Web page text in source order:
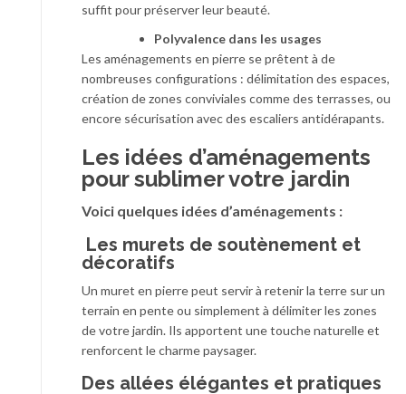
suffit pour préserver leur beauté.
Polyvalence dans les usages
Les aménagements en pierre se prêtent à de
nombreuses configurations : délimitation des espaces,
création de zones conviviales comme des terrasses, ou
encore sécurisation avec des escaliers antidérapants.
Les idées d’aménagements
pour sublimer votre jardin
Voici quelques idées d’aménagements :
Les murets de soutènement et
décoratifs
Un muret en pierre peut servir à retenir la terre sur un
terrain en pente ou simplement à délimiter les zones
de votre jardin. Ils apportent une touche naturelle et
renforcent le charme paysager.
Des allées élégantes et pratiques